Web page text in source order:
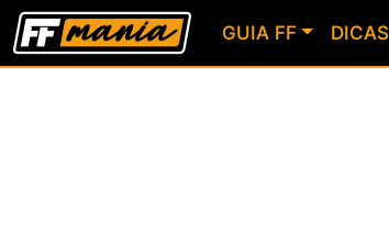
GUIA FF DICAS